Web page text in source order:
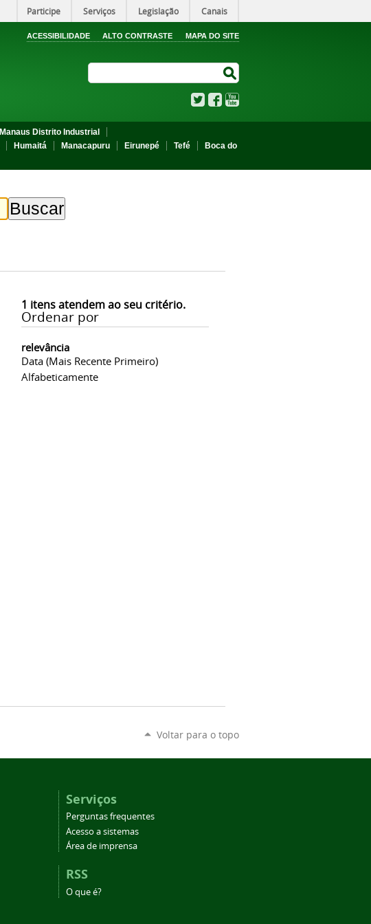
Participe Serviços Legislação Canais
ACESSIBILIDADE ALTO CONTRASTE MAPA DO SITE
TwitterFacebook
Manaus Distrito Industrial
Humaitá Manacapuru Eirunepé Tefé
Boca do
1 itens atendem ao seu critério.
Ordenar por
relevância
Data (mais Recente Primeiro)
Alfabeticamente
Voltar para o topo
Serviços
Perguntas frequentes
Acesso a sistemas
Área de imprensa
RSS
O que é?